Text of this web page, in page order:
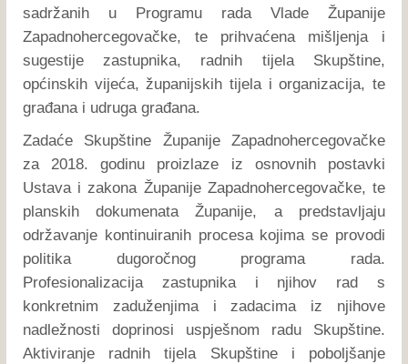
sadržanih u Programu rada Vlade Županije
Zapadnohercegovačke, te prihvaćena mišljenja i
sugestije zastupnika, radnih tijela Skupštine,
općinskih vijeća, županijskih tijela i organizacija, te
građana i udruga građana.
Zadaće Skupštine Županije Zapadnohercegovačke
za 2018. godinu proizlaze iz osnovnih postavki
Ustava i zakona Županije Zapadnohercegovačke, te
planskih dokumenata Županije, a predstavljaju
održavanje kontinuiranih procesa kojima se provodi
politika dugoročnog programa rada.
Profesionalizacija zastupnika i njihov rad s
konkretnim zaduženjima i zadacima iz njihove
nadležnosti doprinosi uspješnom radu Skupštine.
Aktiviranje radnih tijela Skupštine i poboljšanje